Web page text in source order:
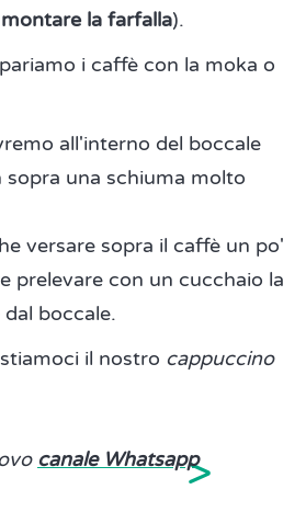
la farfalla).
i caffè con la moka o
all'interno del boccale
sopra una schiuma molto
versare sopra il caffè un po'
prelevare con un cucchaio la
boccale.
il nostro cappuccino
canale Whatsapp>